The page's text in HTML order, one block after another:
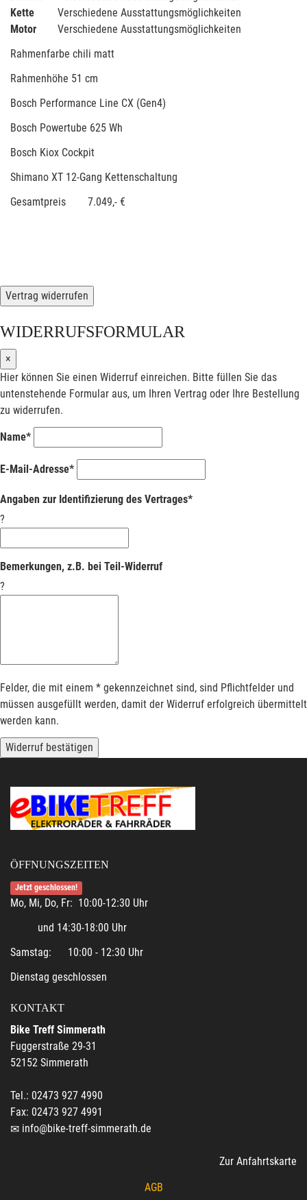
Kette
Verschiedene Ausstattungsmöglichkeiten
Motor
Verschiedene Ausstattungsmöglichkeiten
Rahmenfarbe chili matt
Rahmenhöhe 51 cm
Bosch Performance Line CX (Gen4)
Bosch Powertube 625 Wh
Bosch Kiox Cockpit
Shimano XT 12-Gang Kettenschaltung
Gesamtpreis 7.049,- €
Vertrag widerrufen
WIDERRUFSFORMULAR
×
Hier können Sie einen Widerruf einreichen. Bitte füllen Sie das
untenstehende Formular aus, um Ihren Vertrag oder Ihre Bestellung
zu widerrufen.
Name*
E-Mail-Adresse*
Angaben zur Identifizierung des Vertrages*
?
Bemerkungen, z.B. bei Teil-Widerruf
?
Felder, die mit einem * gekennzeichnet sind, sind Pflichtfelder und
müssen ausgefüllt werden, damit der Widerruf erfolgreich übermittelt
werden kann.
Widerruf bestätigen
ÖFFNUNGSZEITEN
Jetzt geschlossen!
Mo, Mi, Do, Fr: 10:00-12:30 Uhr
und 14:30-18:00 Uhr
Samstag: 10:00 - 12:30 Uhr
Dienstag geschlossen
KONTAKT
Bike Treff Simmerath
Fuggerstraße 29-31
52152 Simmerath
Tel.: 02473 927 4990
Fax: 02473 927 4991
info@bike-treff-simmerath.de
Zur Anfahrtskarte
AGB